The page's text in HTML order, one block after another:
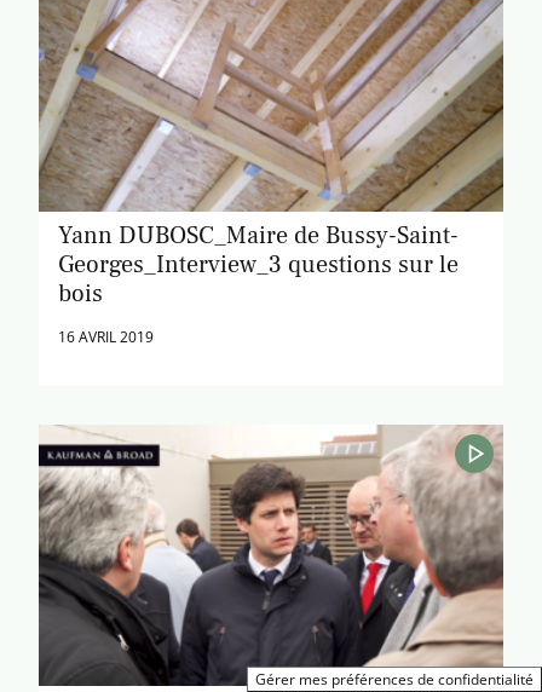
Yann DUBOSC_Maire de Bussy-Saint-
Georges_Interview_3 questions sur le
bois
16 AVRIL 2019
Gérer mes préférences de confidentialité